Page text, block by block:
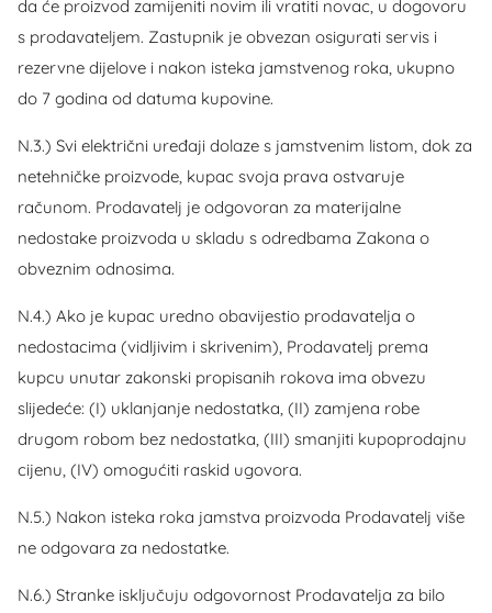
da će proizvod zamijeniti novim ili vratiti novac, u dogovoru
s prodavateljem. Zastupnik je obvezan osigurati servis i
rezervne dijelove i nakon isteka jamstvenog roka, ukupno
do 7 godina od datuma kupovine.
N.3.) Svi električni uređaji dolaze s jamstvenim listom, dok za
netehničke proizvode, kupac svoja prava ostvaruje
računom. Prodavatelj je odgovoran za materijalne
nedostake proizvoda u skladu s odredbama Zakona o
obveznim odnosima.
N.4.) Ako je kupac uredno obavijestio prodavatelja o
nedostacima (vidljivim i skrivenim), Prodavatelj prema
kupcu unutar zakonski propisanih rokova ima obvezu
slijedeće: (I) uklanjanje nedostatka, (II) zamjena robe
drugom robom bez nedostatka, (III) smanjiti kupoprodajnu
cijenu, (IV) omogućiti raskid ugovora.
N.5.) Nakon isteka roka jamstva proizvoda Prodavatelj više
ne odgovara za nedostatke.
N.6.) Stranke isključuju odgovornost Prodavatelja za bilo